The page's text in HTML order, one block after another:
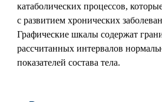
катаболических процессов,
с развитием хронических
Графические шкалы содержат
рассчитанных интервалов
показателей состава тела.